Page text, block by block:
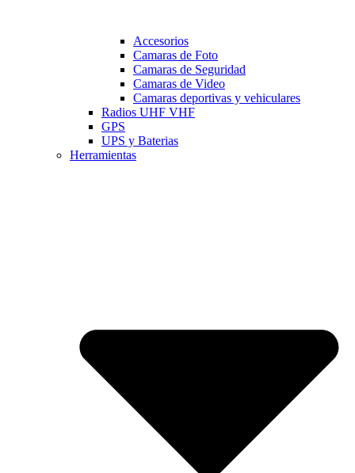
Accesorios
Camaras de Foto
Camaras de Seguridad
Camaras de Video
Camaras deportivas y vehiculares
Radios UHF VHF
GPS
UPS y Baterias
Herramientas